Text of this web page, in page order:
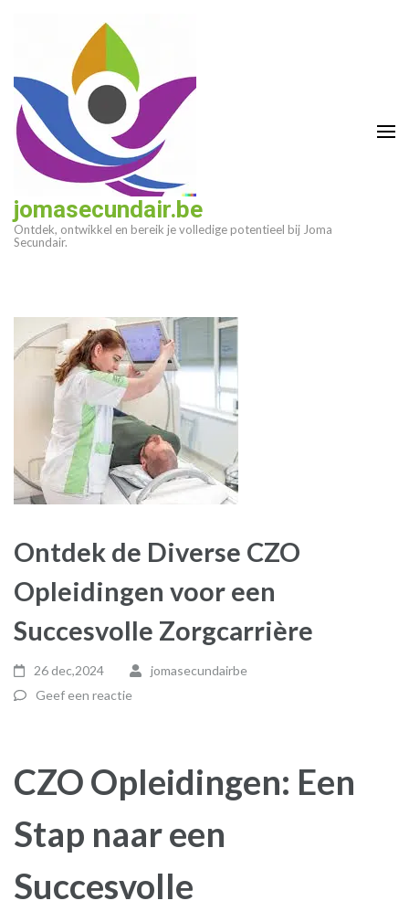
(druk
enter)
jomasecundair.be
Ontdek, ontwikkel en bereik je volledige potentieel bij Joma
Secundair.
Ontdek de Diverse CZO
Opleidingen voor een
Succesvolle Zorgcarrière
26 dec,2024
jomasecundairbe
Geef een reactie
CZO Opleidingen: Een
Stap naar een
Succesvolle